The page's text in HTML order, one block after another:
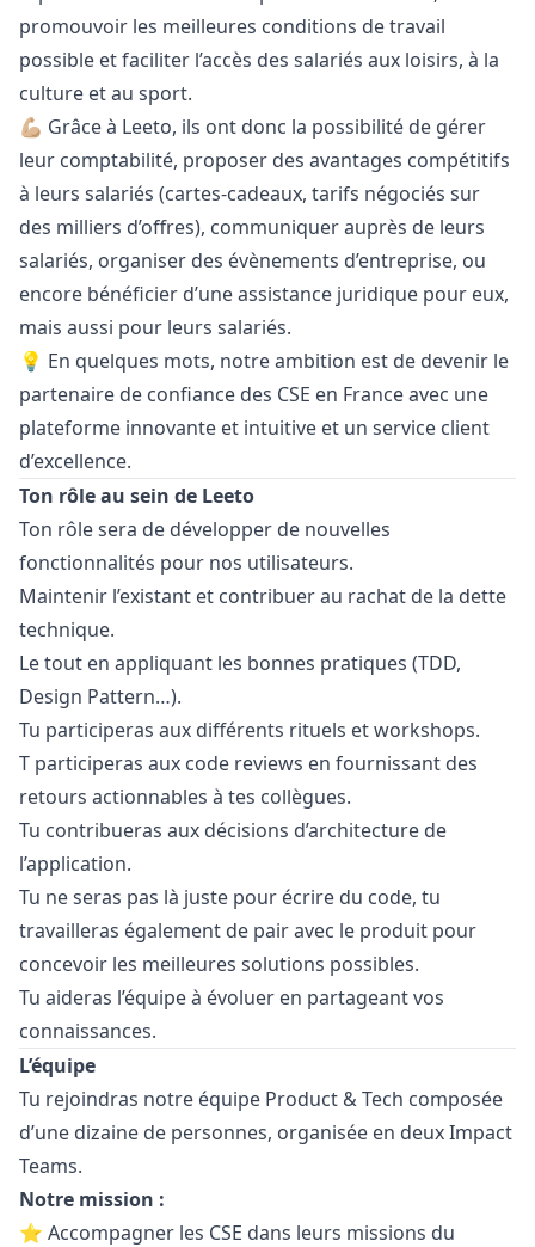
promouvoir les meilleures conditions de travail
possible et faciliter l’accès des salariés aux loisirs, à la
culture et au sport.
💪🏼 Grâce à Leeto, ils ont donc la possibilité de gérer
leur comptabilité, proposer des avantages compétitifs
à leurs salariés (cartes-cadeaux, tarifs négociés sur
des milliers d’offres), communiquer auprès de leurs
salariés, organiser des évènements d’entreprise, ou
encore bénéficier d’une assistance juridique pour eux,
mais aussi pour leurs salariés.
💡 En quelques mots, notre ambition est de devenir le
partenaire de confiance des CSE en France avec une
plateforme innovante et intuitive et un service client
d’excellence.
Ton rôle au sein de Leeto
Ton rôle sera de développer de nouvelles
fonctionnalités pour nos utilisateurs.
Maintenir l’existant et contribuer au rachat de la dette
technique.
Le tout en appliquant les bonnes pratiques (TDD,
Design Pattern…).
Tu participeras aux différents rituels et workshops.
T participeras aux code reviews en fournissant des
retours actionnables à tes collègues.
Tu contribueras aux décisions d’architecture de
l’application.
Tu ne seras pas là juste pour écrire du code, tu
travailleras également de pair avec le produit pour
concevoir les meilleures solutions possibles.
Tu aideras l’équipe à évoluer en partageant vos
connaissances.
L’équipe
Tu rejoindras notre équipe Product & Tech composée
d’une dizaine de personnes, organisée en deux Impact
Teams.
Notre mission :
⭐ Accompagner les CSE dans leurs missions du